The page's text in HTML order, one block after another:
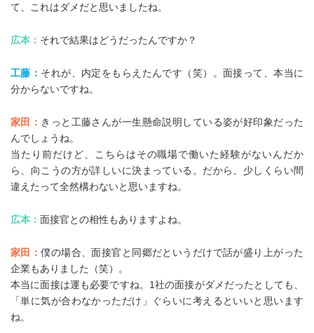
て、これはダメだと思いましたね。
広本： それで結果はどうだったんですか？
工藤： それが、内定をもらえたんです（笑）。面接って、本当に
分からないですね。
家田： きっと工藤さんが一生懸命説明している姿が好印象だった
んでしょうね。
当たり前だけど、こちらはその職場で働いた経験がないんだか
ら、向こうの方が詳しいに決まっている。だから、少しくらい間
違えたって全然構わないと思いますね。
広本： 面接官との相性もありますよね。
家田：僕の場合、面接官と同郷だというだけで話が盛り上がった
企業もありました（笑）。
本当に面接は運も必要ですね。1社の面接がダメだったとしても、
「単に気が合わなかっただけ」ぐらいに考えるといいと思います
ね。